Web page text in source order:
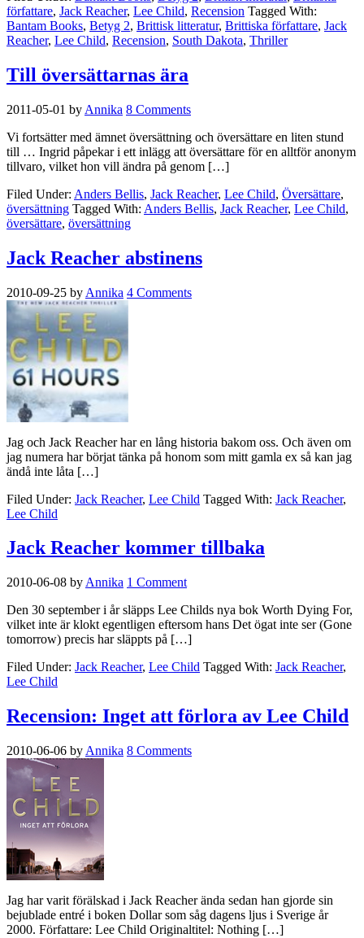
författare, Jack Reacher, Lee Child, Recension Tagged With:
Bantam Books, Betyg 2, Brittisk litteratur, Brittiska författare, Jack
Reacher, Lee Child, Recension, South Dakota, Thriller
Till översättarnas ära
2011-05-01 by Annika 8 Comments
Vi fortsätter med ämnet översättning och översättare en liten stund
till … Ingrid påpekar i ett inlägg att översättare för en alltför anonym
tillvaro, vilket hon vill ändra på genom […]
Filed Under: Anders Bellis, Jack Reacher, Lee Child, Översättare,
översättning Tagged With: Anders Bellis, Jack Reacher, Lee Child,
översättare, översättning
Jack Reacher abstinens
2010-09-25 by Annika 4 Comments
Jag och Jack Reacher har en lång historia bakom oss. Och även om
jag numera har börjat tänka på honom som mitt gamla ex så kan jag
ändå inte låta […]
Filed Under: Jack Reacher, Lee Child Tagged With: Jack Reacher,
Lee Child
Jack Reacher kommer tillbaka
2010-06-08 by Annika 1 Comment
Den 30 september i år släpps Lee Childs nya bok Worth Dying For,
vilket inte är klokt egentligen eftersom hans Det ögat inte ser (Gone
tomorrow) precis har släppts på […]
Filed Under: Jack Reacher, Lee Child Tagged With: Jack Reacher,
Lee Child
Recension: Inget att förlora av Lee Child
2010-06-06 by Annika 8 Comments
Jag har varit förälskad i Jack Reacher ända sedan han gjorde sin
bejublade entré i boken Dollar som såg dagens ljus i Sverige år
2000. Författare: Lee Child Originaltitel: Nothing […]